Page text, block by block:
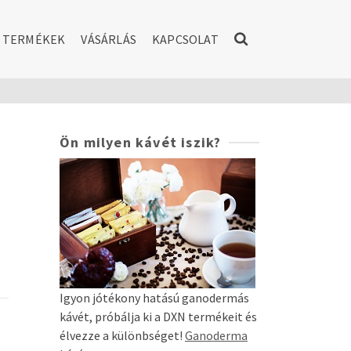
TERMÉKEK VÁSÁRLÁS KAPCSOLAT
Ön milyen kávét iszik?
Igyon jótékony hatású ganodermás
kávét, próbálja ki a DXN termékeit és
élvezze a különbséget! Ganoderma